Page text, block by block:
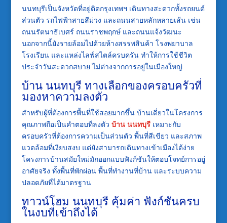
นนทบุรีเป็นจังหวัดที่อยู่ติดกรุงเทพฯ เดินทางสะดวกทั้งรถยนต์
ส่วนตัว รถไฟฟ้าสายสีม่วง และถนนสายหลักหลายเส้น เช่น
ถนนรัตนาธิเบศร์ ถนนราชพฤกษ์ และถนนแจ้งวัฒนะ
นอกจากนี้ยังรายล้อมไปด้วยห้างสรรพสินค้า โรงพยาบาล
โรงเรียน และแหล่งไลฟ์สไตล์ครบครัน ทำให้การใช้ชีวิต
ประจำวันสะดวกสบาย ไม่ต่างจากการอยู่ในเมืองใหญ่
บ้าน นนทบุรี ทางเลือกของครอบครัวที่
มองหาความลงตัว
สำหรับผู้ที่ต้องการพื้นที่ใช้สอยมากขึ้น บ้านเดี่ยวในโครงการ
คุณภาพถือเป็นคำตอบที่ลงตัว บ้าน นนทบุรีเหมาะกับ
ครอบครัวที่ต้องการความเป็นส่วนตัว พื้นที่สีเขียว และสภาพ
แวดล้อมที่เงียบสงบ แต่ยังสามารถเดินทางเข้าเมืองได้ง่าย
โครงการบ้านสมัยใหม่มักออกแบบฟังก์ชันให้ตอบโจทย์การอยู่
อาศัยจริง ทั้งพื้นที่พักผ่อน พื้นที่ทำงานที่บ้าน และระบบความ
ปลอดภัยที่ได้มาตรฐาน
ทาวน์โฮม นนทบุรี คุ้มค่า ฟังก์ชันครบ
ในงบที่เข้าถึงได้